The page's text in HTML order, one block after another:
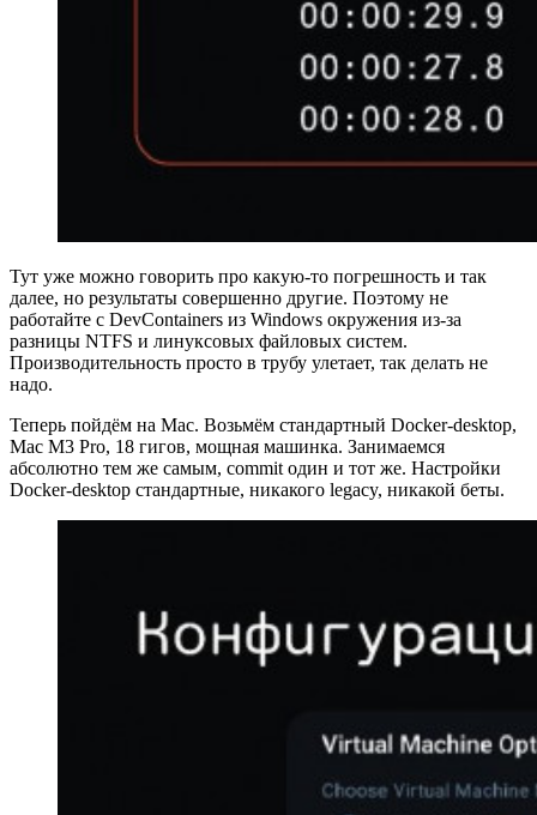
Тут уже можно говорить про какую-то погрешность и так
далее, но результаты совершенно другие. Поэтому не
работайте с DevContainers из Windows окружения из-за
разницы NTFS и линуксовых файловых систем.
Производительность просто в трубу улетает, так делать не
надо.
Теперь пойдём на Mac. Возьмём стандартный Docker-desktop,
Mac M3 Pro, 18 гигов, мощная машинка. Занимаемся
абсолютно тем же самым, commit один и тот же. Настройки
Docker-desktop стандартные, никакого legacy, никакой беты.